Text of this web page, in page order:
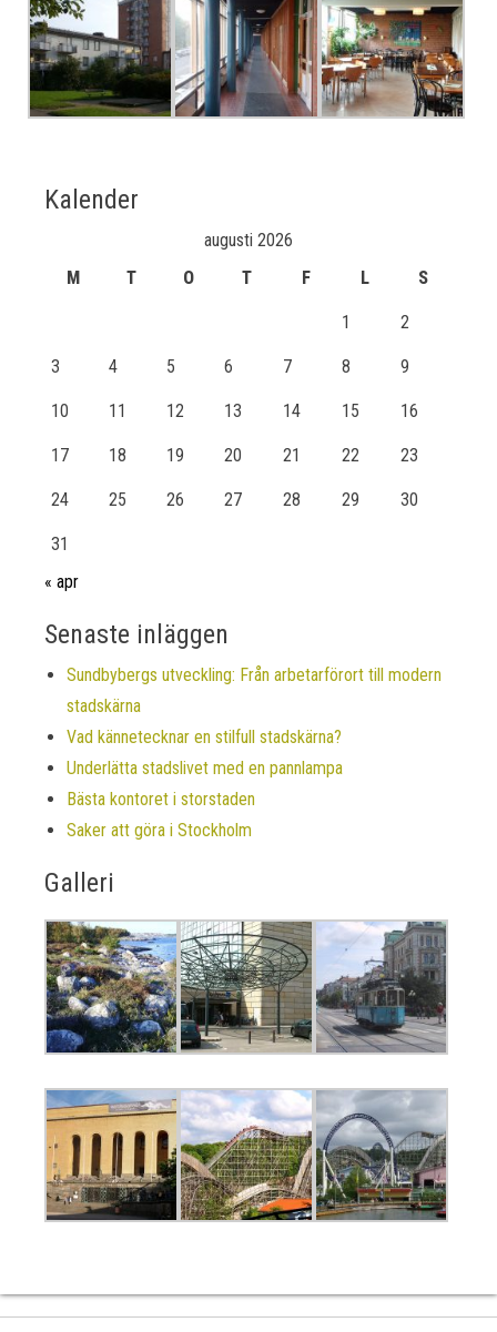
Kalender
augusti 2026
M
T O T F L S
1 2
3 4 5 6 7 8 9
10 11 12 13 14 15 16
17 18 19 20 21 22 23
24 25 26 27 28 29 30
31
« apr
Senaste inläggen
Sundbybergs utveckling: Från arbetarförort till modern
stadskärna
Vad kännetecknar en stilfull stadskärna?
Underlätta stadslivet med en pannlampa
Bästa kontoret i storstaden
Saker att göra i Stockholm
Galleri